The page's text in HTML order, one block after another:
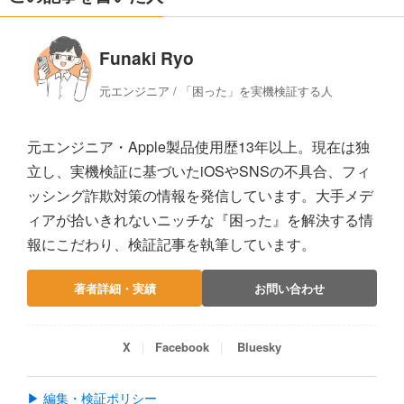
Funaki Ryo
元エンジニア / 「困った」を実機検証する人
元エンジニア・Apple製品使用歴13年以上。現在は独
立し、実機検証に基づいたiOSやSNSの不具合、フィ
ッシング詐欺対策の情報を発信しています。大手メデ
ィアが拾いきれないニッチな『困った』を解決する情
報にこだわり、検証記事を執筆しています。
著者詳細・実績 お問い合わせ
X Facebook Bluesky
▶ 編集・検証ポリシー